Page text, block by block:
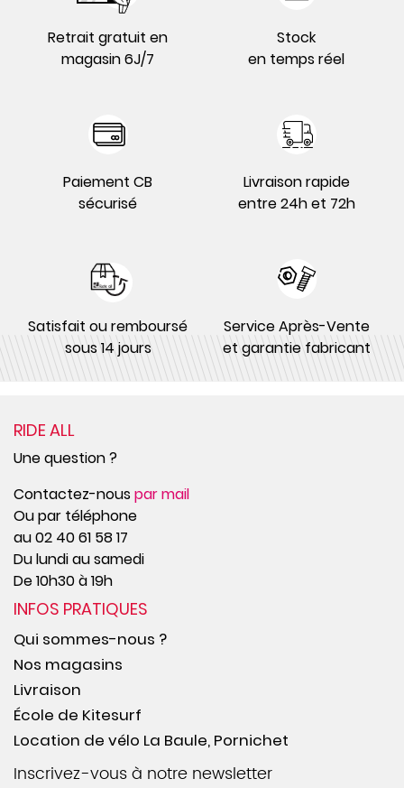
Retrait gratuit en
magasin 6J/7
Stock
en temps réel
Paiement CB
sécurisé
Livraison rapide
entre 24h et 72h
Satisfait ou remboursé
sous 14 jours
Service Après-Vente
et garantie fabricant
RIDE ALL
Une question ?
Contactez-nouspar mail
Ou par téléphone
au 02 40 61 58 17
Du lundi au samedi
De 10h30 à 19h
INFOS PRATIQUES
Qui sommes-nous ?
Nos magasins
Livraison
École de Kitesurf
Location de vélo La Baule, Pornichet
Inscrivez-vous à notre newsletter